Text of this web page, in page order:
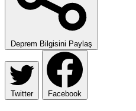
Deprem Bilgisini Paylaş
Twitter Facebook